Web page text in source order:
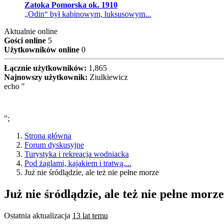
Zatoka Pomorska ok. 1910
„Odin“ był kabinowym, luksusowym...
Aktualnie online
Gości online 5
Użytkowników online 0
Łącznie użytkowników: 1,865
Najnowszy użytkownik: Ziulkiewicz
echo "
";
Strona główna
Forum dyskusyjne
Turystyka i rekreacja wodniacka
Pod żaglami, kajakiem i tratwą....
Już nie śródlądzie, ale też nie pełne morze
Już nie śródlądzie, ale też nie pełne morze
Ostatnia aktualizacja 13 lat temu